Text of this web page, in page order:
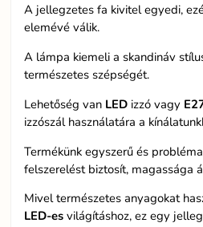
A jellegzetes fa kivitel egyedi,
elemévé válik.
A lámpa kiemeli a skandináv
természetes szépségét.
Lehetőség van LED izzó vagy
izzószál használatára a
Termékünk egyszerű és
felszerelést biztosít, magassága
Mivel természetes anyagokat
LED-es világításhoz, ez egy